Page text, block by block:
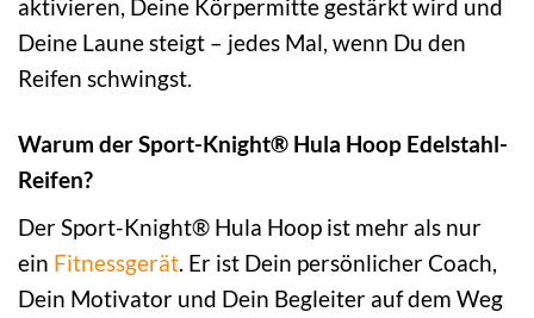
aktivieren, Deine Körpermitte gestärkt wird und
Deine Laune steigt – jedes Mal, wenn Du den
Reifen schwingst.
Warum der Sport-Knight® Hula Hoop Edelstahl-
Reifen?
Der Sport-Knight® Hula Hoop ist mehr als nur
ein Fitnessgerät . Er ist Dein persönlicher Coach,
Dein Motivator und Dein Begleiter auf dem Weg